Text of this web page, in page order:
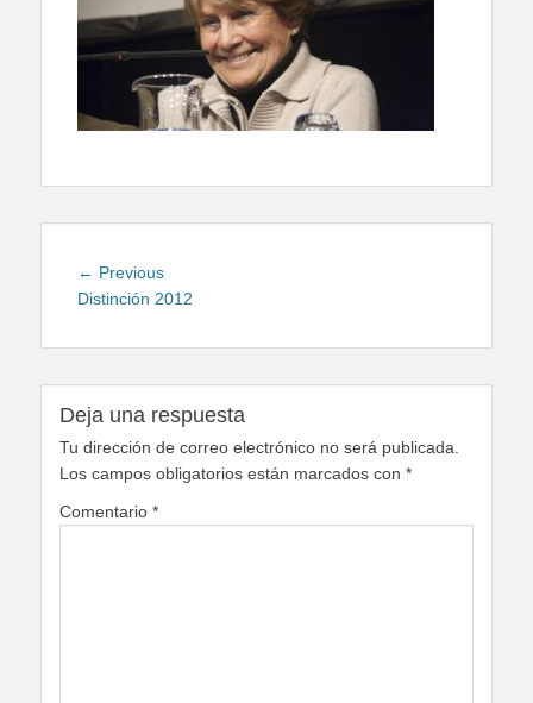
Navegación
de
← PreviousPrevious
post:
Distinción 2012
Deja una respuesta
Tu dirección de correo electrónico no será publicada.
Los campos obligatorios están marcados con *
Comentario *